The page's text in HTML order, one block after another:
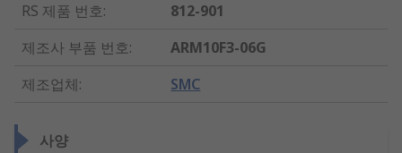
RS 제품 번호:
812-901
제조사 부품 번호:
ARM10F3-06G
제조업체: SMC
사양